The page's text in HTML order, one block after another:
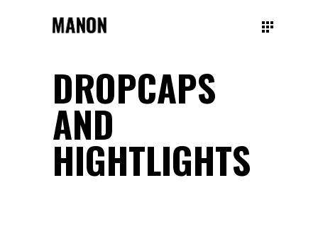
DROPCAPS
AND
HIGHTLIGHTS